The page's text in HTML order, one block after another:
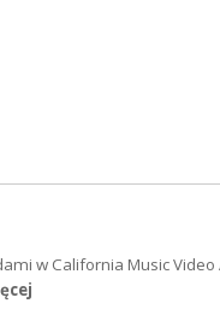
w California Music Video